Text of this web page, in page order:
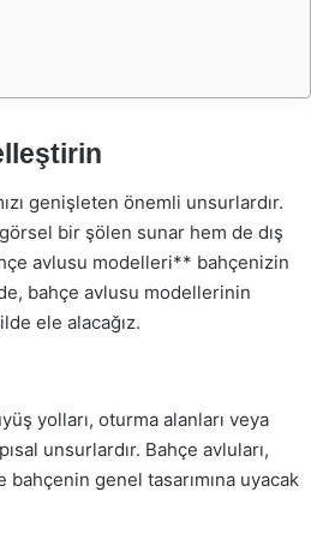
genişleten önemli unsurlardır.
bir şölen sunar hem de dış
avlusu modelleri** bahçenizin
bahçe avlusu modellerinin
ele alacağız.
yolları, oturma alanları veya
unsurlardır. Bahçe avluları,
genel tasarımına uyacak